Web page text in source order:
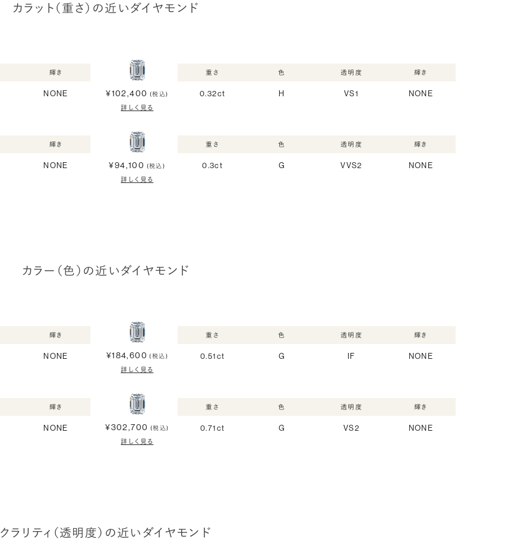
カラット（重さ）の近いダイヤモンド
輝き
NONE ¥102,400 (税込)
詳しく見る
重さ
0.32ct
色
H
透明度
VS1
輝き
NONE
輝き
NONE ¥94,100 (税込)
詳しく見る
重さ
0.3ct
色
G
透明度
VVS2
輝き
NONE
カラー（色）の近いダイヤモンド
輝き
NONE ¥184,600 (税込)
詳しく見る
重さ
0.51ct
色
G
透明度
IF
輝き
NONE
輝き
NONE ¥302,700 (税込)
詳しく見る
重さ
0.71ct
色
G
透明度
VS2
輝き
NONE
クラリティ（透明度）の近いダイヤモンド